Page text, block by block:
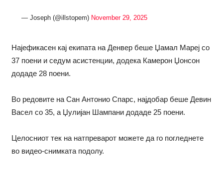
— Joseph (@illstopem) November 29, 2025
Најефикасен кај екипата на Денвер беше Џамал Мареј со
37 поени и седум асистенции, додека Камерон Џонсон
додаде 28 поени.
Во редовите на Сан Антонио Спарс, најдобар беше Девин
Васел со 35, а Џулијан Шампани додаде 25 поени.
Целосниот тек на натпреварот можете да го погледнете
во видео-снимката подолу.